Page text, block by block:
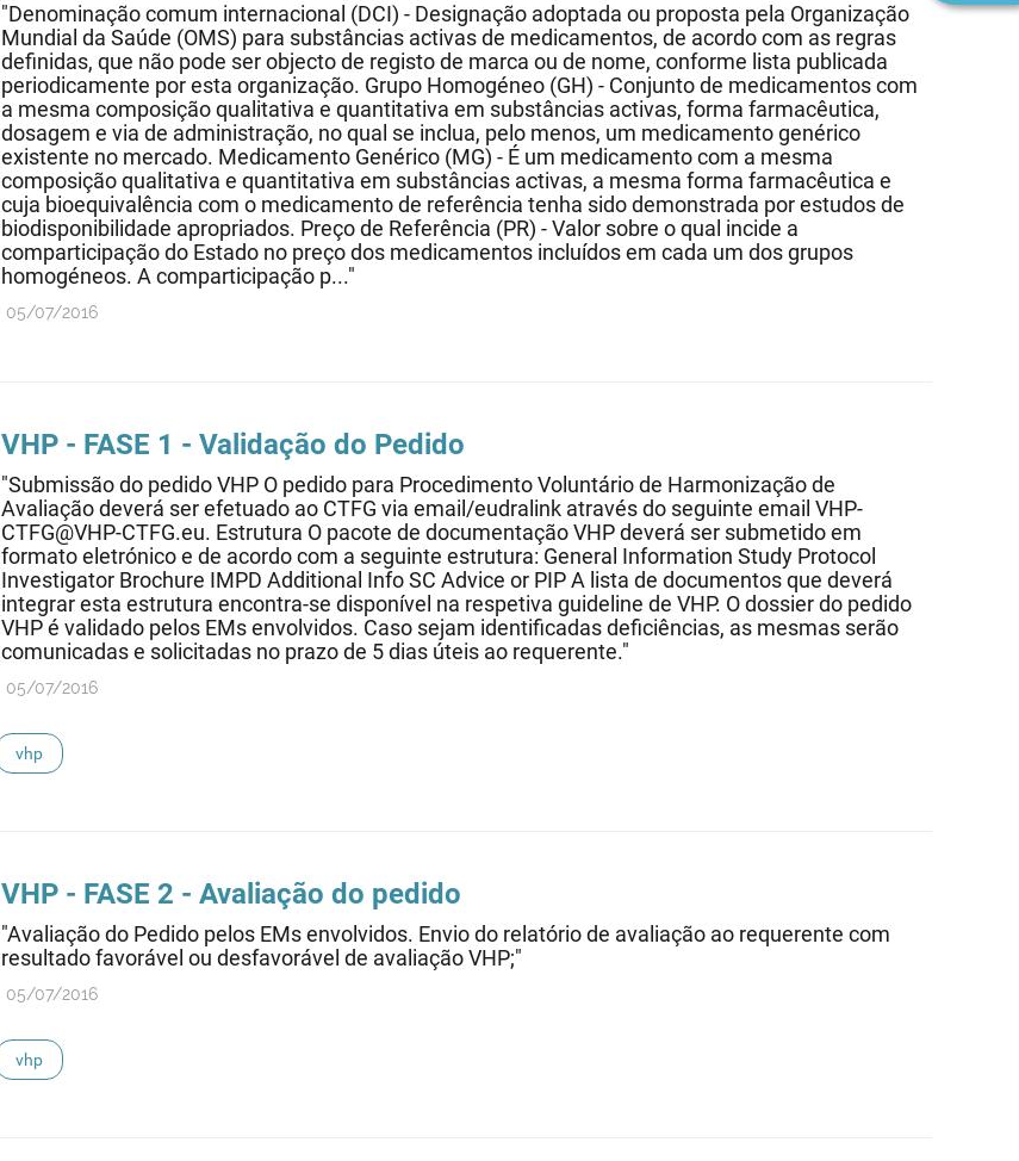
"Denominação comum internacional (DCI) - Designação adoptada ou proposta pela Organização
Mundial da Saúde (OMS) para substâncias activas de medicamentos, de acordo com as regras
definidas, que não pode ser objecto de registo de marca ou de nome, conforme lista publicada
periodicamente por esta organização. Grupo Homogéneo (GH) - Conjunto de medicamentos com
a mesma composição qualitativa e quantitativa em substâncias activas, forma farmacêutica,
dosagem e via de administração, no qual se inclua, pelo menos, um medicamento genérico
existente no mercado. Medicamento Genérico (MG) - É um medicamento com a mesma
composição qualitativa e quantitativa em substâncias activas, a mesma forma farmacêutica e
cuja bioequivalência com o medicamento de referência tenha sido demonstrada por estudos de
biodisponibilidade apropriados. Preço de Referência (PR) - Valor sobre o qual incide a
comparticipação do Estado no preço dos medicamentos incluídos em cada um dos grupos
homogéneos. A comparticipação p..."
05/07/2016
VHP - FASE 1 - Validação do Pedido
"Submissão do pedido VHP O pedido para Procedimento Voluntário de Harmonização de
Avaliação deverá ser efetuado ao CTFG via email/eudralink através do seguinte email VHP-
CTFG@VHP-CTFG.eu. Estrutura O pacote de documentação VHP deverá ser submetido em
formato eletrónico e de acordo com a seguinte estrutura: General Information Study Protocol
Investigator Brochure IMPD Additional Info SC Advice or PIP A lista de documentos que deverá
integrar esta estrutura encontra-se disponível na respetiva guideline de VHP. O dossier do pedido
VHP é validado pelos EMs envolvidos. Caso sejam identificadas deficiências, as mesmas serão
comunicadas e solicitadas no prazo de 5 dias úteis ao requerente."
05/07/2016
vhp
VHP - FASE 2 - Avaliação do pedido
"Avaliação do Pedido pelos EMs envolvidos. Envio do relatório de avaliação ao requerente com
resultado favorável ou desfavorável de avaliação VHP;"
05/07/2016
vhp